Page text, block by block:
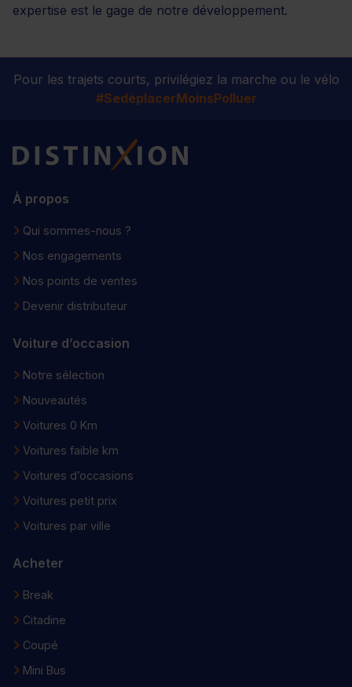
expertise est le gage de notre développement.
Pour les trajets courts, privilégiez la marche ou le vélo
#SedéplacerMoinsPolluer
Distinxion
À propos
Qui sommes-nous ?
Nos engagements
Nos points de ventes
Devenir distributeur
Voiture d’occasion
Notre sélection
Nouveautés
Voitures 0 Km
Voitures faible km
Voitures d’occasions
Voitures petit prix
Voitures par ville
Acheter
Break
Citadine
Coupé
Mini Bus